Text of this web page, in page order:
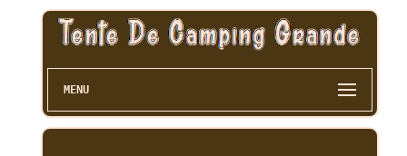
MENU